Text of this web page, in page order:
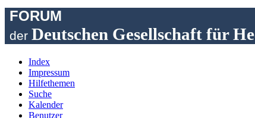
FORUM
der Deutschen Gesellschaft für
Index
Impressum
Hilfethemen
Suche
Kalender
Benutzer